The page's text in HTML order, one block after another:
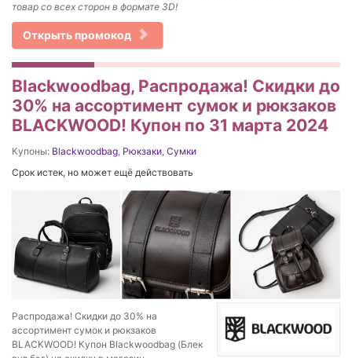
товар со всех сторон в формате 3D!
Открыть промокод
Blackwoodbag, Распродажа! Скидки до
30% на ассортимент сумок и рюкзаков
BLACKWOOD! Купон по 31 марта 2024
Купоны: Blackwoodbag, Рюкзаки, Сумки
Срок истек, но может ещё действовать
Распродажа! Скидки до 30% на
ассортимент сумок и рюкзаков
BLACKWOOD! Купон Blackwoodbag (Блек